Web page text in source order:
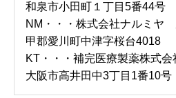
和泉市小田町１丁目5番44号
NM・・・株式会社ナルミ
甲郡愛川町中津字桜台4018
KT・・・補完医療製薬株式
大阪市高井田中3丁目1番10号